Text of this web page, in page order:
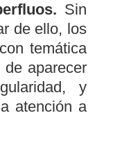
Sin
de ello, los
temática
aparecer
y
atención a